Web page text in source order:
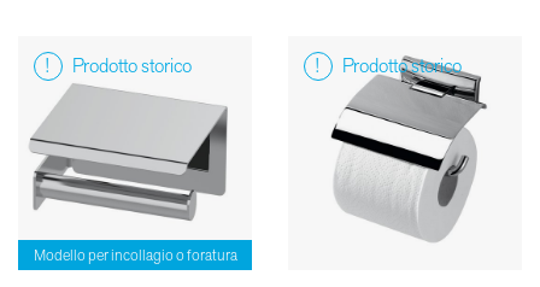
Modello per incollagio o foratura
Prodotto storico Prodotto storico